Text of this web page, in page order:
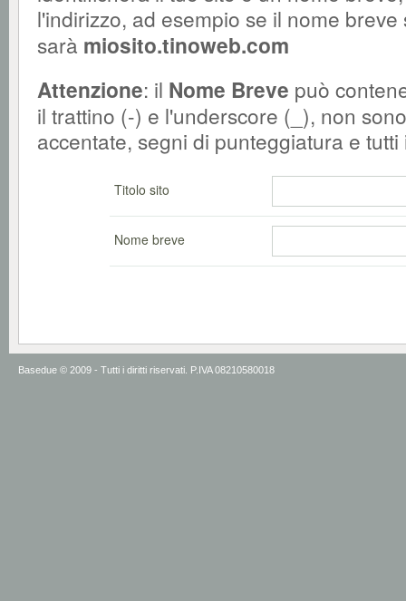
l'indirizzo, ad esempio se il nome
sarà miosito.tinoweb.com
Attenzione: il Nome Breve può
il trattino (-) e l'underscore (_), non
accentate, segni di punteggiatura e
Titolo sito
Nome breve
Basedue © 2009 - Tutti i diritti riservati. P.IVA 08210580018